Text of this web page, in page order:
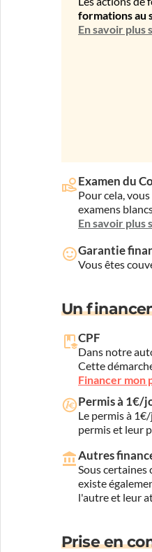
formations au
En savoir plus
Examen du
Pour cela,
examens
En savoir plus
Garantie
Vous êtes
Un
CPF
Dans notre
Cette
Financer mon
Permis à 1€/
Le permis à
permis et leur
Autres
Sous
existe
l'autre et leur
Prise en